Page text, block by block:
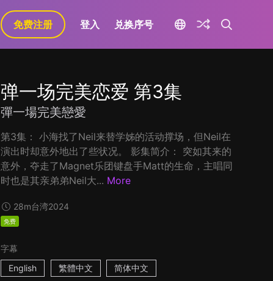
免费注册 登入 兑换序号
弹一场完美恋爱 第3集
彈一場完美戀愛
第3集： 小海找了Neil来替学姊的活动撑场，但Neil在
演出时却意外地出了些状况。 影集简介： 突如其来的
意外，夺走了Magnet乐团键盘手Matt的生命，主唱同
时也是其亲弟弟Neil大... More
28m台湾2024
免费
字幕
English
繁體中文 简体中文